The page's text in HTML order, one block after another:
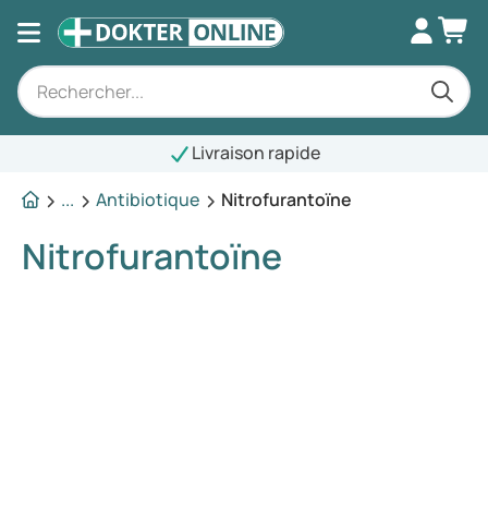
...
Antibiotique Nitrofurantoïne
Nitrofurantoïne